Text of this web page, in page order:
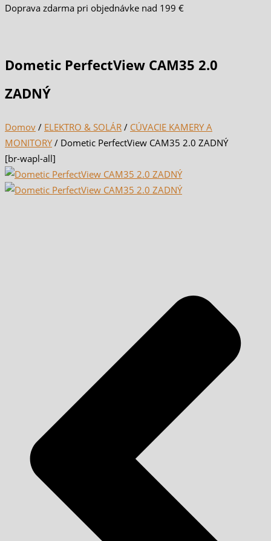
Doprava zdarma pri objednávke nad 199 €
Dometic PerfectView CAM35 2.0
ZADNÝ
Domov / ELEKTRO & SOLÁR / CÚVACIE KAMERY A
MONITORY/ Dometic PerfectView CAM35 2.0 ZADNÝ
[br-wapl-all]